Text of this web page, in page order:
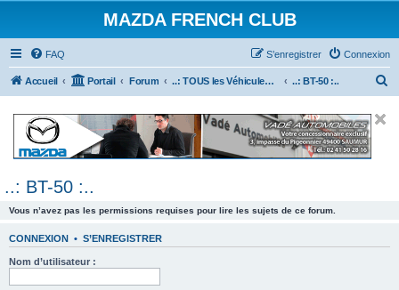
MAZDA FRENCH CLUB
FAQ Connexion
S’enregistrer
Accueil Portail Forum ..: TOUS les Véhicules MAZDA :.. ..: BT-50 :..
e
..: BT-50 :..
Vous n’avez pas les permissions requises pour lire les sujets de ce forum.
CONNEXION • S’ENREGISTRER
Nom d’utilisateur :